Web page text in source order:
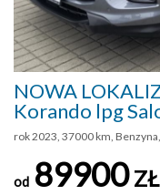
NOWA
Korando lpg
rok 2023, 37000 km,
od 89900ZŁ